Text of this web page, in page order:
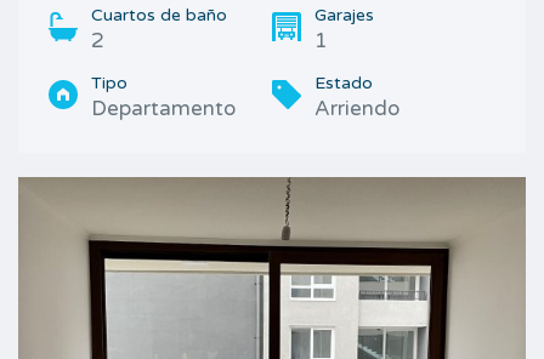
Cuartos de baño
2
Garajes
1
Tipo
Departamento
Estado
Arriendo